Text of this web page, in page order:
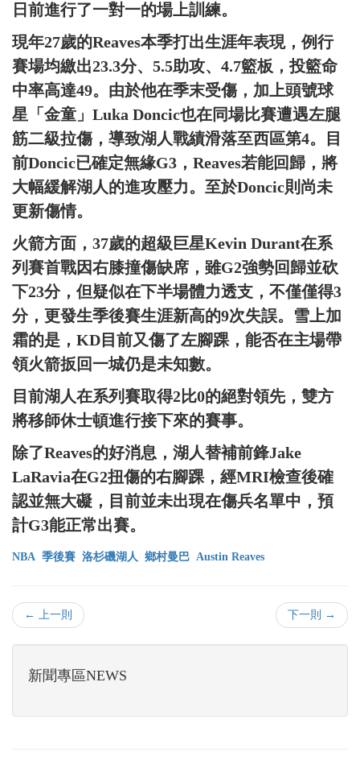
日前進行了一對一的場上訓練。
現年27歲的Reaves本季打出生涯年表現，例行
賽場均繳出23.3分、5.5助攻、4.7籃板，投籃命
中率高達49。由於他在季末受傷，加上頭號球
星「金童」Luka Doncic也在同場比賽遭遇左腿
筋二級拉傷，導致湖人戰績滑落至西區第4。目
前Doncic已確定無緣G3，Reaves若能回歸，將
大幅緩解湖人的進攻壓力。至於Doncic則尚未
更新傷情。
火箭方面，37歲的超級巨星Kevin Durant在系
列賽首戰因右膝撞傷缺席，雖G2強勢回歸並砍
下23分，但疑似在下半場體力透支，不僅僅得3
分，更發生季後賽生涯新高的9次失誤。雪上加
霜的是，KD目前又傷了左腳踝，能否在主場帶
領火箭扳回一城仍是未知數。
目前湖人在系列賽取得2比0的絕對領先，雙方
將移師休士頓進行接下來的賽事。
除了Reaves的好消息，湖人替補前鋒Jake
LaRavia在G2扭傷的右腳踝，經MRI檢查後確
認並無大礙，目前並未出現在傷兵名單中，預
計G3能正常出賽。
NBA 季後賽 洛杉磯湖人 鄉村曼巴 Austin Reaves
← 上一則 下一則 →
新聞專區NEWS